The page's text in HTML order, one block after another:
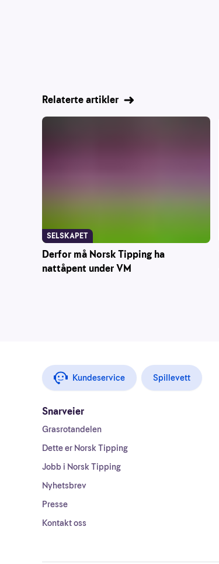
Relaterte artikler
Derfor må Norsk Tipping ha
nattåpent under VM
SELSKAPET
Kundeservice Spillevett
Snarveier
Grasrotandelen
Dette er Norsk Tipping
Jobb i Norsk Tipping
Nyhetsbrev
Presse
Kontakt oss